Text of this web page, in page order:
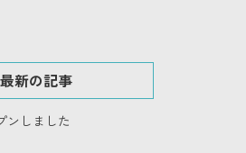
最新の記事
ンしました